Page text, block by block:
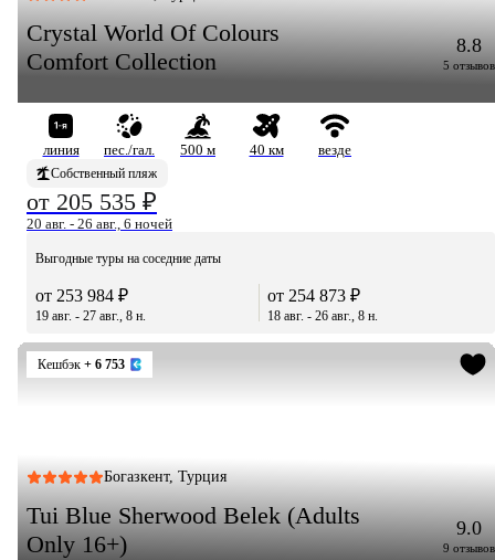
Crystal World Of Colours
Comfort Collection
8.8
5 отзывов
линия пес./гал. 500 м 40 км
везде
Собственный пляж
от 205 535 ₽
20 авг. - 26 авг., 6 ночей
Выгодные туры на соседние даты
от 253 984 ₽
19 авг. - 27 авг., 8 н.
от 254 873 ₽
18 авг. - 26 авг., 8 н.
Кешбэк + 6 753
Богазкент, Турция
Tui Blue Sherwood Belek (Adults
Only 16+)
9.0
9 отзывов